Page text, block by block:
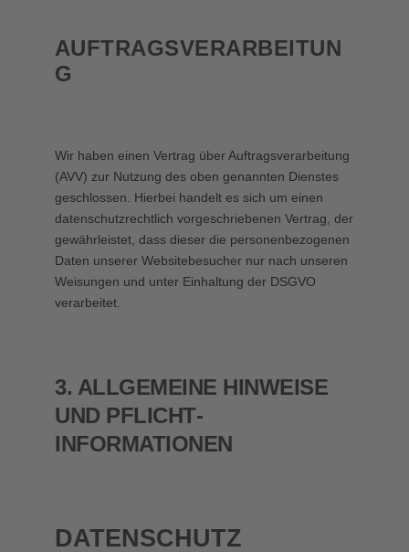
AUFTRAGSVERARBEITUN
G
Wir haben einen Vertrag über Auftragsverarbeitung
(AVV) zur Nutzung des oben genannten Dienstes
geschlossen. Hierbei handelt es sich um einen
datenschutzrechtlich vorgeschriebenen Vertrag, der
gewährleistet, dass dieser die personenbezogenen
Daten unserer Websitebesucher nur nach unseren
Weisungen und unter Einhaltung der DSGVO
verarbeitet.
3. ALLGEMEINE HINWEISE
UND PFLICHT­
INFORMATIONEN
DATENSCHUTZ